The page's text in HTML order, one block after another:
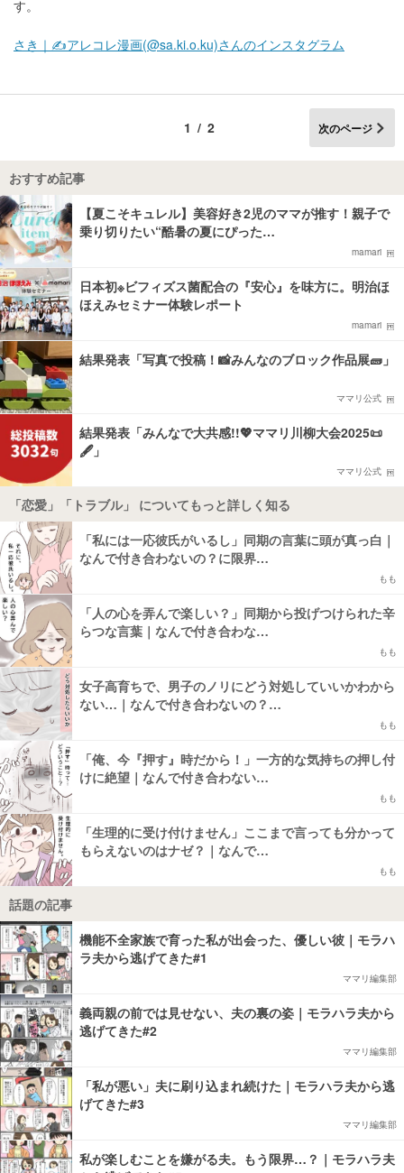
す。
さき｜✍️アレコレ漫画(@sa.ki.o.ku)さんのインスタグラム
1/2 次のページ
おすすめ記事
【夏こそキュレル】美容好き2児のママが推す！親子で
乗り切りたい“酷暑の夏にぴった…
mamari
日本初※ビフィズス菌配合の『安心』を味方に。明治ほ
ほえみセミナー体験レポート
mamari
結果発表「写真で投稿！📸みんなのブロック作品展🧱」
ママリ公式
結果発表「みんなで大共感!!💖ママリ川柳大会2025📜
🖋️」
ママリ公式
「恋愛」「トラブル」 についてもっと詳しく知る
「私には一応彼氏がいるし」同期の言葉に頭が真っ白｜
なんで付き合わないの？に限界…
もも
「人の心を弄んで楽しい？」同期から投げつけられた辛
らつな言葉｜なんで付き合わな…
もも
女子高育ちで、男子のノリにどう対処していいかわから
ない…｜なんで付き合わないの？…
もも
「俺、今『押す』時だから！」一方的な気持ちの押し付
けに絶望｜なんで付き合わない…
もも
「生理的に受け付けません」ここまで言っても分かって
もらえないのはナゼ？｜なんで…
もも
話題の記事
機能不全家族で育った私が出会った、優しい彼｜モラハ
ラ夫から逃げてきた#1
ママリ編集部
義両親の前では見せない、夫の裏の姿｜モラハラ夫から
逃げてきた#2
ママリ編集部
「私が悪い」夫に刷り込まれ続けた｜モラハラ夫から逃
げてきた#3
ママリ編集部
私が楽しむことを嫌がる夫。もう限界…？｜モラハラ夫